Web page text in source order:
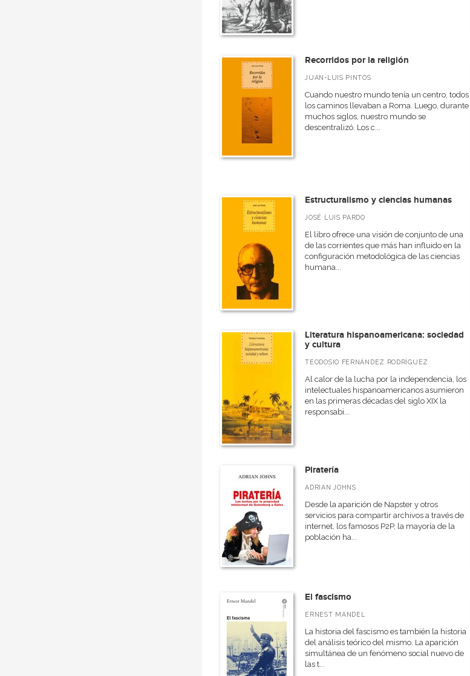
Recorridos por la religión
JUAN-LUIS PINTOS
Cuando nuestro mundo tenía un centro, todos
los caminos llevaban a Roma. Luego, durante
muchos siglos, nuestro mundo se
descentralizó. Los c...
Estructuralismo y ciencias humanas
JOSÉ LUIS PARDO
El libro ofrece una visión de conjunto de una
de las corrientes que más han influido en la
configuración metodológica de las ciencias
humana...
Literatura hispanoamericana: sociedad
y cultura
TEODOSIO FERNÁNDEZ RODRÍGUEZ
Al calor de la lucha por la independencia, los
intelectuales hispanoamericanos asumieron
en las primeras décadas del siglo XIX la
responsabi...
Piratería
ADRIAN JOHNS
Desde la aparición de Napster y otros
servicios para compartir archivos a través de
internet, los famosos P2P, la mayoría de la
población ha...
El fascismo
ERNEST MANDEL
La historia del fascismo es también la historia
del análisis teórico del mismo. La aparición
simultánea de un fenómeno social nuevo de
las t...